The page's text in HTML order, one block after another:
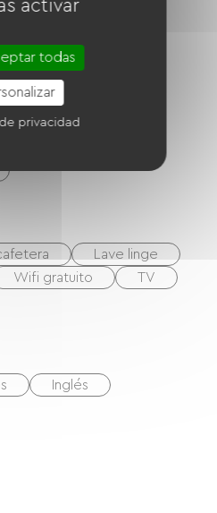
microonda
Lave linge
Wifi gratuito
TV
Inglés
activar
todas
privacidad